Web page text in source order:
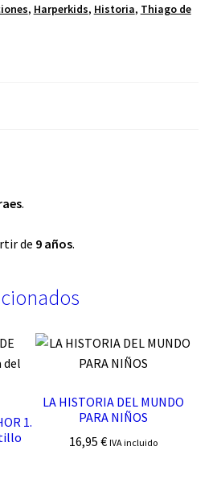
, Harperkids, Historia, Thiago de
.
de 9 años.
1.
LA HISTORIA DEL MUNDO
PARA NIÑOS
16,95 € IVA incluido